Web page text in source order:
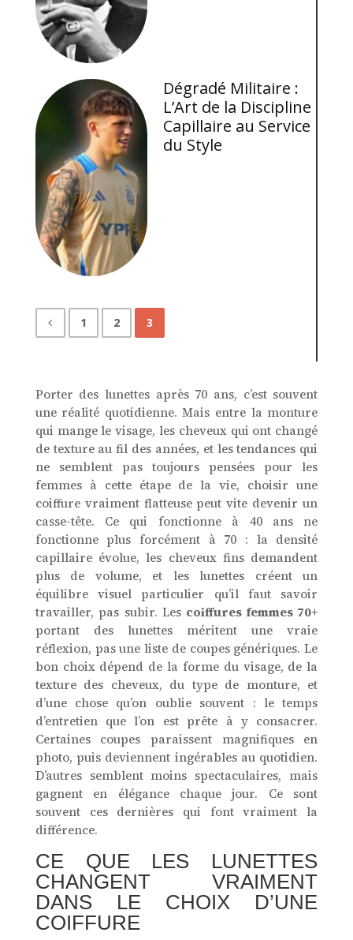
Dégradé Militaire :
L’Art de la Discipline
Capillaire au Service
du Style
1 2 3
Porter des lunettes après 70 ans, c’est souvent
une réalité quotidienne. Mais entre la monture
qui mange le visage, les cheveux qui ont changé
de texture au fil des années, et les tendances qui
ne semblent pas toujours pensées pour les
femmes à cette étape de la vie, choisir une
coiffure vraiment flatteuse peut vite devenir un
casse-tête. Ce qui fonctionne à 40 ans ne
fonctionne plus forcément à 70 : la densité
capillaire évolue, les cheveux fins demandent
plus de volume, et les lunettes créent un
équilibre visuel particulier qu’il faut savoir
travailler, pas subir. Les coiffures femmes 70+
portant des lunettes méritent une vraie
réflexion, pas une liste de coupes génériques. Le
bon choix dépend de la forme du visage, de la
texture des cheveux, du type de monture, et
d’une chose qu’on oublie souvent : le temps
d’entretien que l’on est prête à y consacrer.
Certaines coupes paraissent magnifiques en
photo, puis deviennent ingérables au quotidien.
D’autres semblent moins spectaculaires, mais
gagnent en élégance chaque jour. Ce sont
souvent ces dernières qui font vraiment la
différence.
CE QUE LES LUNETTES
CHANGENT VRAIMENT
DANS LE CHOIX D’UNE
COIFFURE